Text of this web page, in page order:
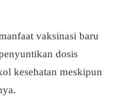
vaksinasi baru
dosis
kesehatan meskipun